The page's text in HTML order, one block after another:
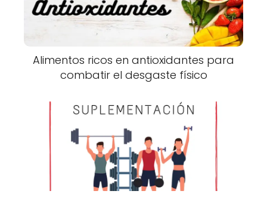
Alimentos ricos en antioxidantes para
combatir el desgaste físico